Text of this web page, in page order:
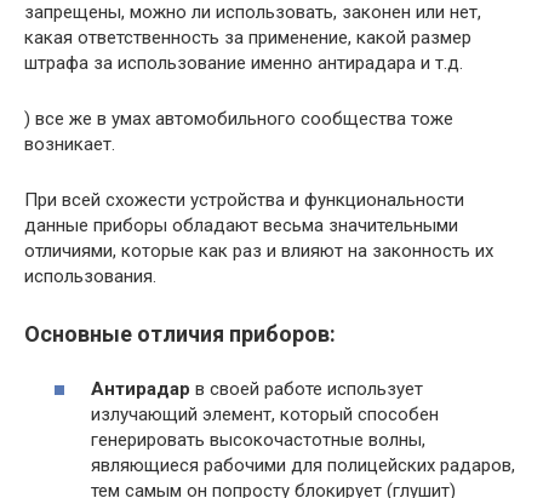
запрещены, можно ли использовать, законен или нет,
какая ответственность за применение, какой размер
штрафа за использование именно антирадара и т.д.
) все же в умах автомобильного сообщества тоже
возникает.
При всей схожести устройства и функциональности
данные приборы обладают весьма значительными
отличиями, которые как раз и влияют на законность их
использования.
Основные отличия приборов:
Антирадар в своей работе использует
излучающий элемент, который способен
генерировать высокочастотные волны,
являющиеся рабочими для полицейских радаров,
тем самым он попросту блокирует (глушит)